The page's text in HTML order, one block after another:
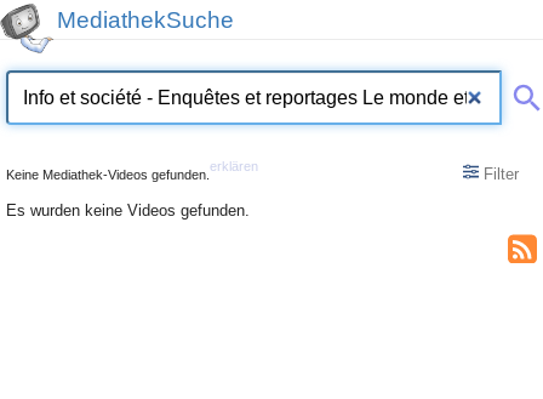
MediathekSuche
Keine Mediathek-Videos gefunden.
erklären
Filter
Es wurden keine Videos gefunden.